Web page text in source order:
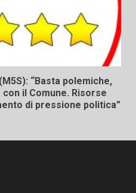
“Basta polemiche,
il Comune. Risorse
di pressione politica”